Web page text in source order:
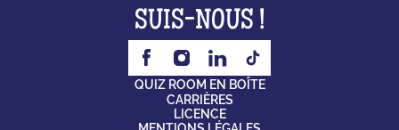
SUIS-NOUS !
QUIZ ROOM EN BOÎTE
CARRIÈRES
LICENCE